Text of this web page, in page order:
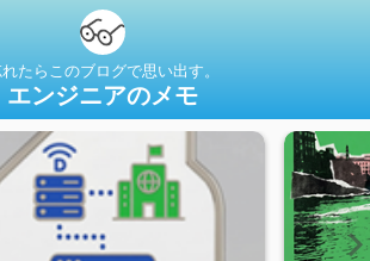
たらこのブログで思い出す。
エンジニアのメモ